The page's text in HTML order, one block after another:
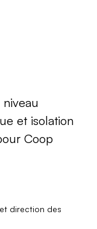
et isolation
Coop
direction des